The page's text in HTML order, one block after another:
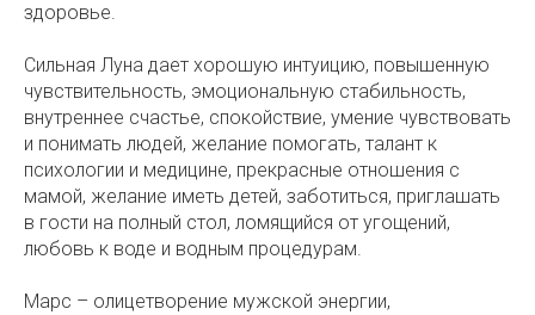
здоровье.
Сильная Луна дает хорошую интуицию, повышенную
чувствительность, эмоциональную стабильность,
внутреннее счастье, спокойствие, умение чувствовать
и понимать людей, желание помогать, талант к
психологии и медицине, прекрасные отношения с
мамой, желание иметь детей, заботиться, приглашать
в гости на полный стол, ломящийся от угощений,
любовь к воде и водным процедурам.
Марс – олицетворение мужской энергии,